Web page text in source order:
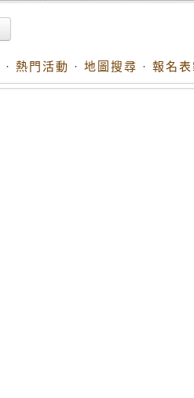
· 熱門活動 · 地圖搜尋 · 報名